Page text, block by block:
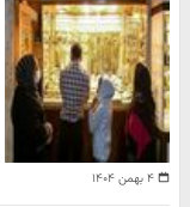
۴ بهمن ۱۴۰۴